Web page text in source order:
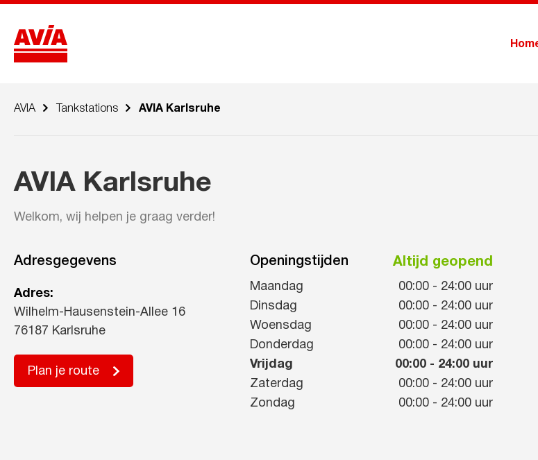
AVIA Tankstations AVIA Karlsruhe
AVIA Karlsruhe
Welkom, wij helpen je graag verder!
Adresgegevens
Adres:
Wilhelm-Hausenstein-Allee 16
76187 Karlsruhe
Plan je route
Openingstijden Altijd geopend
Maandag 00:00 - 24:00 uur
Dinsdag
00:00 - 24:00 uur
Woensdag
00:00 - 24:00 uur
Donderdag
00:00 - 24:00 uur
Vrijdag
00:00 - 24:00 uur
Zaterdag
00:00 - 24:00 uur
Zondag
00:00 - 24:00 uur